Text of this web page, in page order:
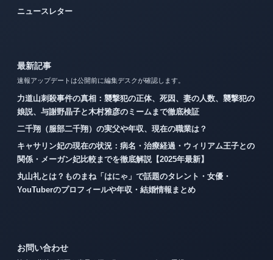
ニュースレター
最新記事
速報アップデートは公開前に編集デスクが確認します。
力道山刺殺事件の真相：襲撃犯の正体、死因、妻の人数、襲撃犯の
娘説、与謝野晶子と木村雅彦のミームまで徹底検証
二千翔（服部二千翔）の実父や年収、現在の職業は？
キャサリン妃の現在の状況：病名・治療経過・ウィリアム王子との
関係・メーガン妃比較までを徹底解説【2025年最新】
丸山礼とは？ものまね「はにゃ」で話題のタレント・女優・
YouTuberのプロフィールや年収・結婚情報まとめ
お問い合わせ